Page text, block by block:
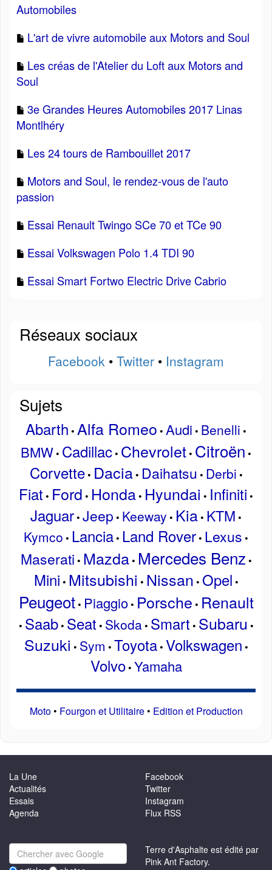
Automobiles
L'art de vivre automobile aux Motors and Soul
Les créas de l'Atelier du Loft aux Motors and
Soul
3e Grandes Heures Automobiles 2017 Linas
Montlhéry
Les 24 tours de Rambouillet 2017
Motors and Soul, le rendez-vous de l'auto
passion
Essai Renault Twingo SCe 70 et TCe 90
Essai Volkswagen Polo 1.4 TDI 90
Essai Smart Fortwo Electric Drive Cabrio
Réseaux sociaux
Facebook • Twitter • Instagram
Sujets
Abarth • Alfa Romeo • Audi • Benelli •
BMW• Cadillac• Chevrolet• Citroën •
Corvette• Dacia• Daihatsu • Derbi •
Fiat • Ford • Honda• Hyundai • Infiniti •
Jaguar• Jeep • Keeway • Kia• KTM •
Kymco • Lancia• Land Rover• Lexus •
Maserati • Mazda• Mercedes Benz •
Mini • Mitsubishi • Nissan • Opel •
Peugeot• Piaggio• Porsche • Renault
• Saab• Seat • Skoda• Smart • Subaru •
Suzuki • Sym • Toyota• Volkswagen •
Volvo• Yamaha
Moto• Fourgon et Utilitaire• Edition et Production
La Une
Actualités
Essais
Agenda
Facebook
Twitter
Instagram
Flux RSS
Terre d'Asphalte est édité par
Pink Ant Factory.